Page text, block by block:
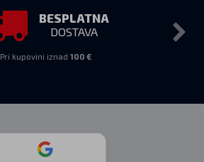
BESPLATNA
DOSTAVA
Pri kupovini iznad 100 €